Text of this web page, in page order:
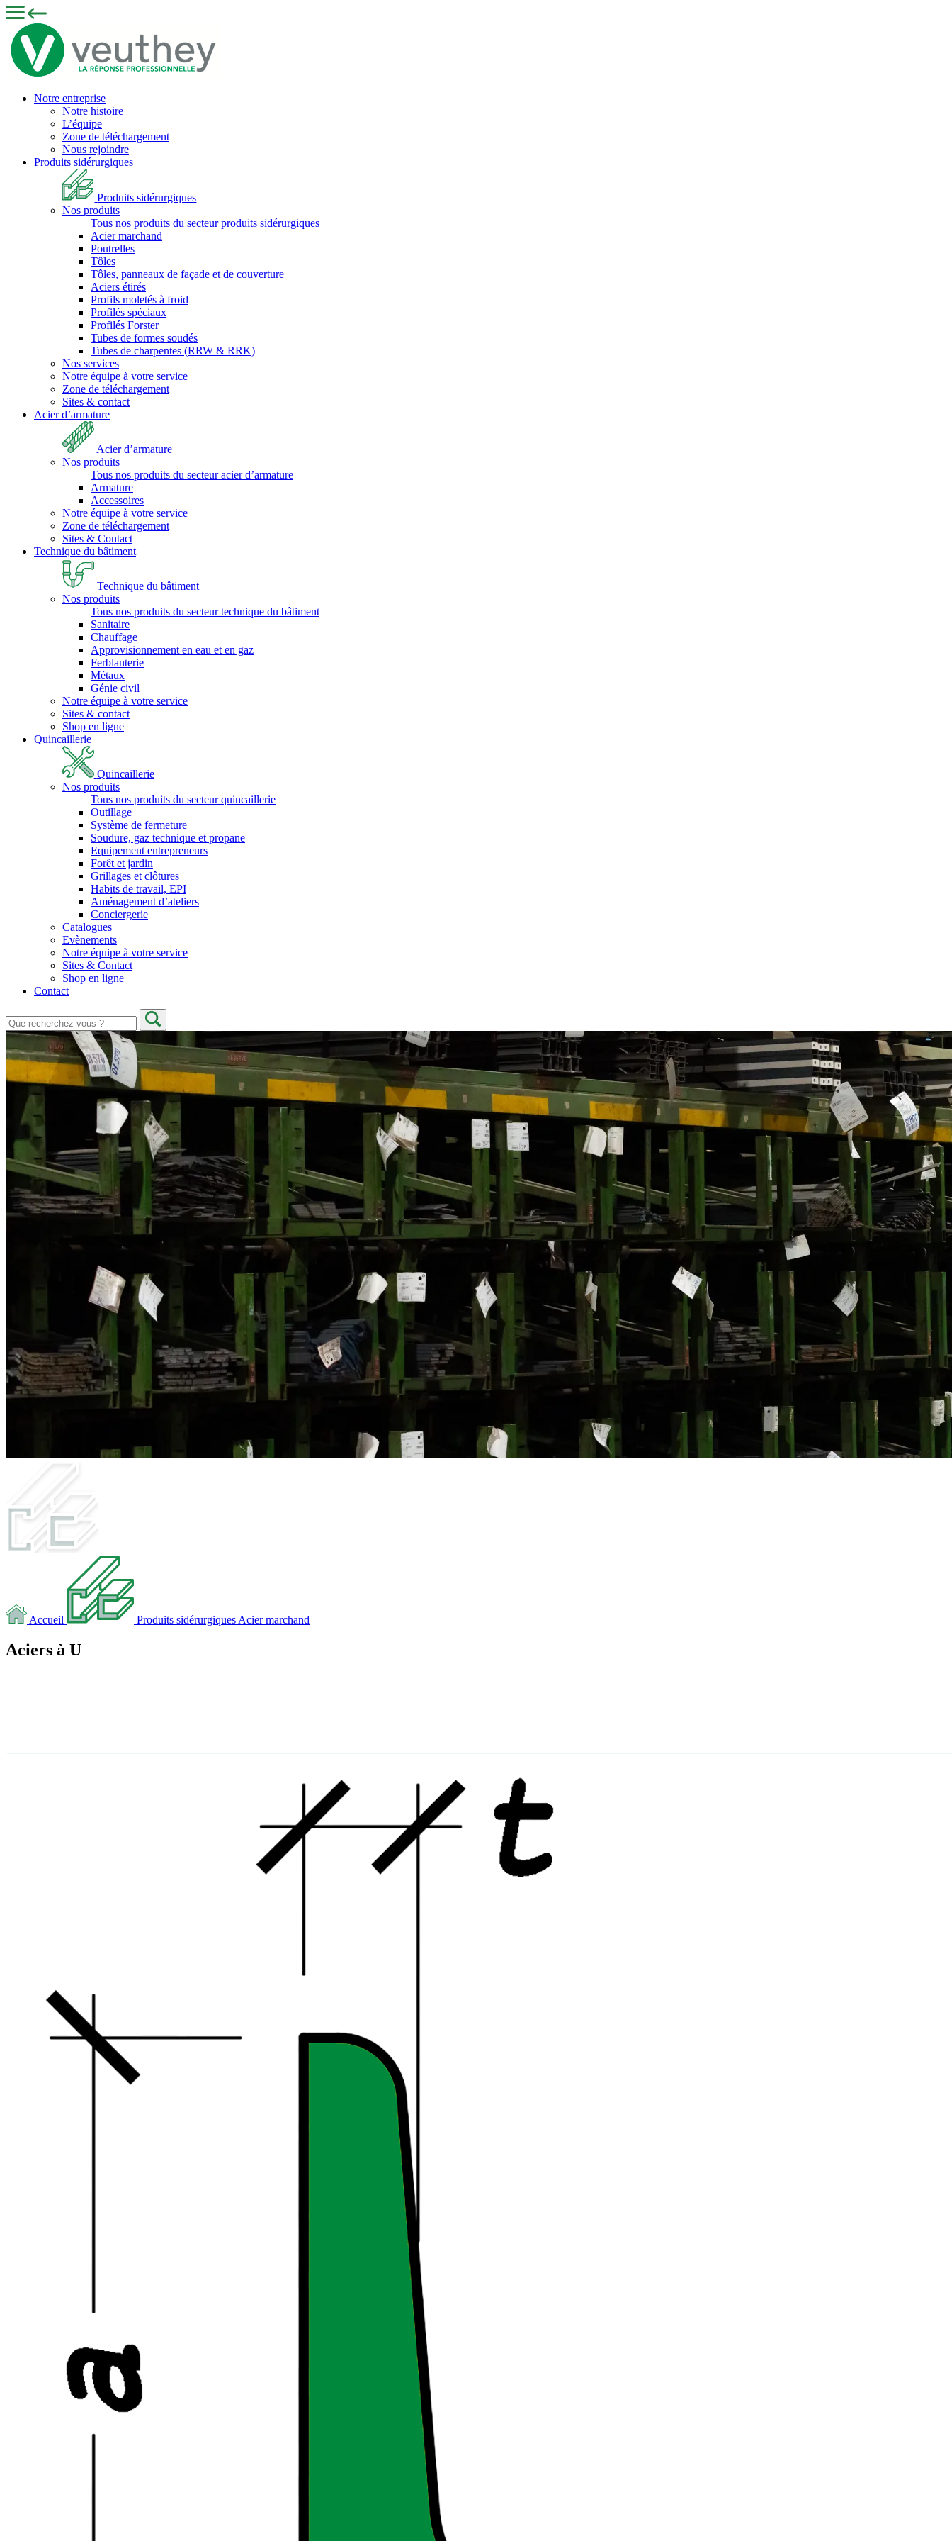
Notre entreprise
Notre histoire
L’équipe
Zone de téléchargement
Nous rejoindre
Produits sidérurgiques
Produits sidérurgiques
Nos produits
Tous nos produits du secteur produits sidérurgiques
Acier marchand
Poutrelles
Tôles
Tôles, panneaux de façade et de couverture
Aciers étirés
Profils moletés à froid
Profilés spéciaux
Profilés Forster
Tubes de formes soudés
Tubes de charpentes (RRW & RRK)
Nos services
Notre équipe à votre service
Zone de téléchargement
Sites & contact
Acier d’armature
Acier d’armature
Nos produits
Tous nos produits du secteur acier d’armature
Armature
Accessoires
Notre équipe à votre service
Zone de téléchargement
Sites & Contact
Technique du bâtiment
Technique du bâtiment
Nos produits
Tous nos produits du secteur technique du bâtiment
Sanitaire
Chauffage
Approvisionnement en eau et en gaz
Ferblanterie
Métaux
Génie civil
Notre équipe à votre service
Sites & contact
Shop en ligne
Quincaillerie
Quincaillerie
Nos produits
Tous nos produits du secteur quincaillerie
Outillage
Système de fermeture
Soudure, gaz technique et propane
Equipement entrepreneurs
Forêt et jardin
Grillages et clôtures
Habits de travail, EPI
Aménagement d’ateliers
Conciergerie
Catalogues
Evènements
Notre équipe à votre service
Sites & Contact
Shop en ligne
Contact
Accueil Produits sidérurgiques Acier marchand
Aciers à U